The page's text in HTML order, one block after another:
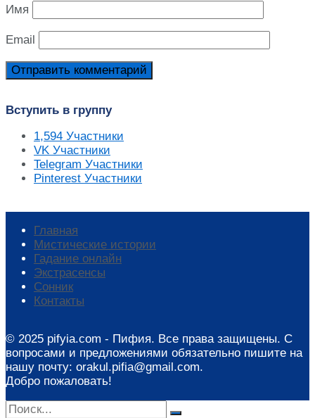
Имя
Email
Вступить в группу
1,594 Участники
VK Участники
Telegram Участники
Pinterest Участники
Главная
Мистические истории
Гадание онлайн
Экстрасенсы
Сонник
Контакты
© 2025 pifyia.com - Пифия. Все права защищены. С
вопросами и предложениями обязательно пишите на
нашу почту: orakul.pifia@gmail.com.
Добро пожаловать!